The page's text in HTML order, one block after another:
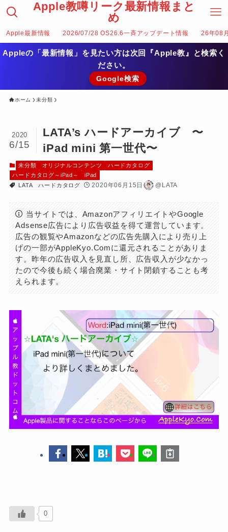
Apple教噂リーク最新情報まと
め
Apple最新情報 2026/07/28 OS26.6一斉アップデート情報 26年08
Appleの「最新情報」を見たい方は次回『Apple教』と検索く
ださい。
Google検索
ホーム 未分類
LATA’s ハードアーカイブ 〜
iPad mini 第一世代〜
2020
6/15
未分類 オリジナルコンテンツ
ハードカタログ
ハードカタログ～iPad～
iPad
LATA
ハードカタログ 2020年06月15日 @LATA
当サイトでは、AmazonアフィリエイトやGoogle
Adsense広告により広告収益を得て運営しています。
広告の観覧やAmazonなどの広告先購入により売り上
げの一部がAppleKyo.Comに還元されることがありま
す。昨年の広告収入を見直し所、広告収入が少なかっ
たので今後も続く場合廃業・サイト閉鎖することも考
えられます。
0